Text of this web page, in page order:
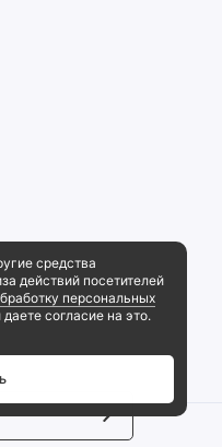
средства
действий посетителей
персональных
согласие на это.